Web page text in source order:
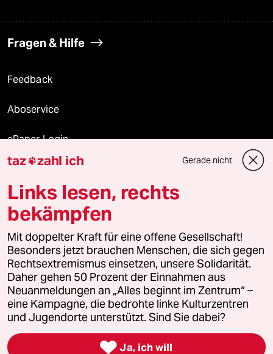
Fragen & Hilfe
Feedback
Aboservice
ePaper Login
Downloads für Abonnierende
© 2026 taz Verlags und Vertriebs GmbH
Alle Rechte vorbehalten. Bei rechtlichen Fragen oder für Genehmigungen
wenden Sie sich bitte an
lizenzen@taz.de
Feedback Redaktionsstatut Kommune-Richtlinien
Leitlinie Informant Datenschutz Impressum AGB
Seitenwende Einwilligungen widerrufen (Ads)
taz zahl ich Gerade nicht
Links lesen, rechts
bekämpfen
Mit doppelter Kraft für eine offene Gesellschaft!
Besonders jetzt brauchen Menschen, die sich gegen
Rechtsextremismus einsetzen, unsere Solidarität.
Daher gehen 50 Prozent der Einnahmen aus
Neuanmeldungen an „Alles beginnt im Zentrum“ –
eine Kampagne, die bedrohte linke Kulturzentren
und Jugendorte unterstützt. Sind Sie dabei?
 Ja, ich will